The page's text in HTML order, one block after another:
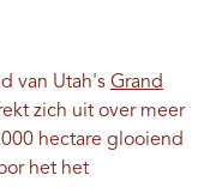
van Utah's Grand
zich uit over meer
hectare glooiend
het het